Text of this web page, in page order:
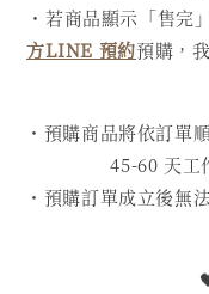
・若商品顯示「售
方LINE 預約預購，
・預購商品將依訂單
45-60 天工
・預購訂單成立後無